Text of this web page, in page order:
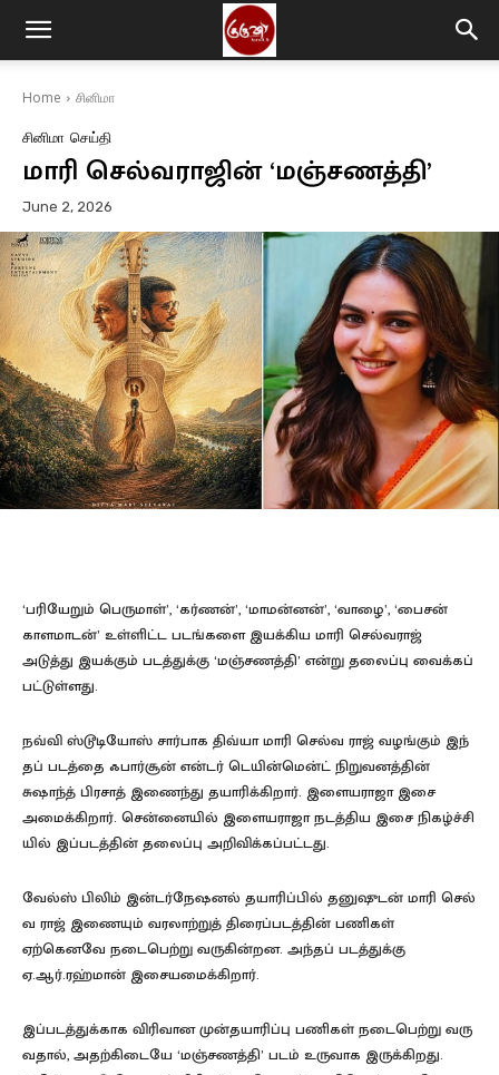
Home சினிமா
சினிமா செய்தி
மாரி செல்​வ​ராஜின் ‘மஞ்சணத்தி’
June 2, 2026
‘பரியேறும் பெரு​மாள்’, ‘கர்​ணன்’, ‘மாமன்​னன்’, ‘வாழை’, ‘பைசன்
காள​மாடன்’ உள்​ளிட்ட படங்​களை இயக்​கிய மாரி செல்​வ​ராஜ்
அடுத்து இயக்​கும் படத்​துக்கு ‘மஞ்​சணத்​தி’ என்று தலைப்பு வைக்கப்​
பட்​டுள்​ளது.
நவ்வி ஸ்டூடியோஸ் சார்​பாக திவ்யா மாரி செல்​வ​ ராஜ் வழங்​கும் இந்​
தப் ​படத்தை ஃபார்​சூன் என்​டர் ​டெ​யின்​மென்ட் நிறு​வனத்​தின்
சுஷாந்த் பிர​சாத் இணைந்து தயாரிக்​கிறார். இளை​ய​ராஜா இசை
அமைக்​கிறார். சென்​னை​யில் இளை​ய​ராஜா நடத்​திய இசை நிகழ்ச்​சி​
யில் இப்​படத்​தின் தலைப்பு அறிவிக்​கப்​பட்​டது.
வேல்ஸ் பிலிம் இன்​டர்​நேஷனல் தயாரிப்​பில் தனுஷுடன் மாரி செல்​
வ​ ராஜ் இணை​யும் வரலாற்​றுத் திரைப்​படத்​தின் பணி​கள்
ஏற்கெனவே நடை​பெற்று வரு​கின்​றன. அந்​தப் படத்​துக்கு
ஏ.ஆர்.ரஹ்​மான் இசையமைக்​கிறார்.
இப்​படத்​துக்​காக விரி​வான முன்​த​யாரிப்பு பணி​கள் நடை​பெற்று வரு​
வ​தால், அதற்​கிடையே ‘மஞ்​சணத்​தி’ படம் உரு​வாக இருக்கிறது.